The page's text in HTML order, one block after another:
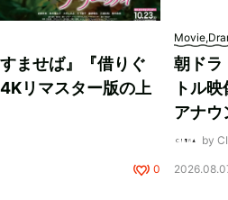
ませば』『借りぐ
リマスター版の上
0
朝ドラ
トル
アナウ
by